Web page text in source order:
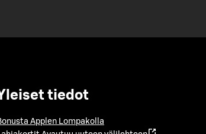
tiedot
Applen Lompakolla